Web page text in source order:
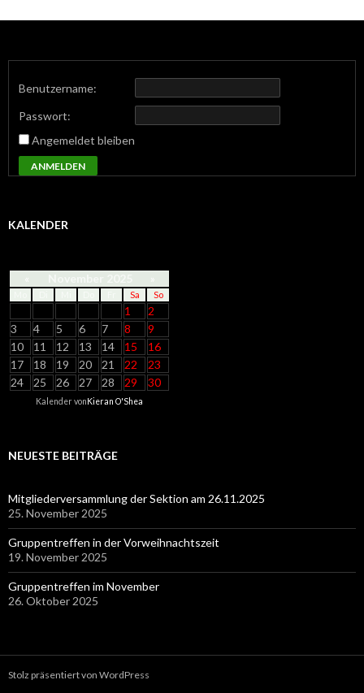
Benutzername:
Passwort:
Angemeldet bleiben
ANMELDEN
KALENDER
« »
Sa So
1
2
3
4 5 6 7 8
9
10
11 12 13 14 15
16
17
18 19 20 21 22
23
24
25 26 27 28 29 30
Kalender vonKieran O'Shea
NEUESTE BEITRÄGE
Mitgliederversammlung der Sektion am 26.11.2025
25. November 2025
Gruppentreffen in der Vorweihnachtszeit
19. November 2025
Gruppentreffen im November
26. Oktober 2025
Stolz präsentiert von WordPress